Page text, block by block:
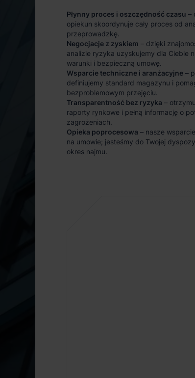
Płynny proces i oszczędność czasu –
opiekun skoordynuje cały proces od
przeprowadzkę.
Negocjacje z zyskiem – dzięki
analizie ryzyka uzyskujemy dla Ciebie
warunki i bezpieczną umowę.
Wsparcie techniczne i aranżacyjne –
definiujemy standard magazynu i
bezproblemowym przejęciu.
Transparentność bez ryzyka –
raporty rynkowe i pełną informację o
zagrożeniach.
Opieka poprocesowa – nasze
na umowie; jesteśmy do Twojej
okres najmu.